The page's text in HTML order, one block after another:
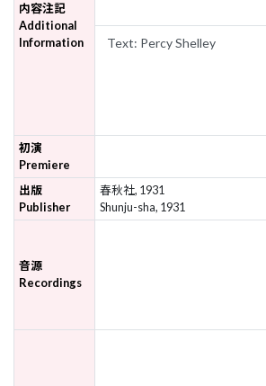
内容注記
Additional
Information
初演
Premiere
出版
Publisher
春秋社, 1931
Shunju-sha, 1931
音源
Recordings